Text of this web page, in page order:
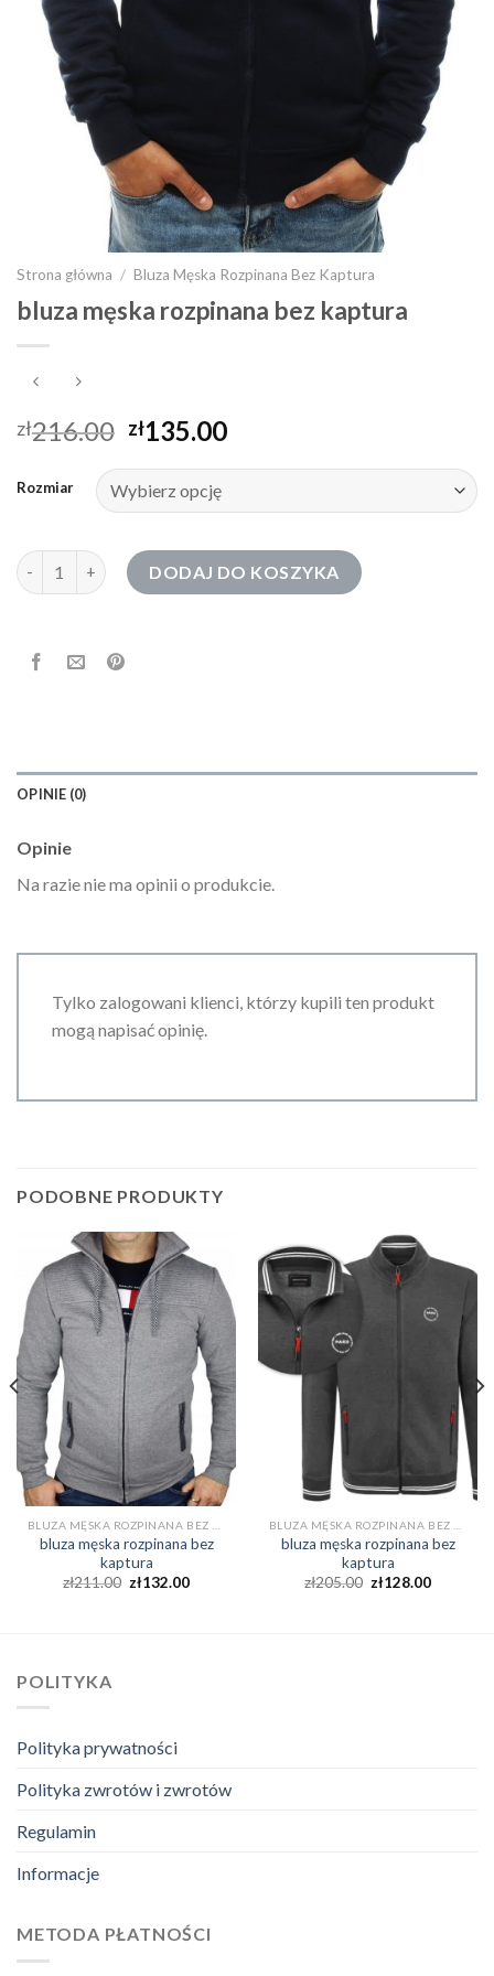
Strona główna / Bluza Męska Rozpinana Bez Kaptura
bluza męska rozpinana bez kaptura
zł216.00 zł135.00
Rozmiar
ilość bluza męska rozpinana bez kaptura
DODAJ DO KOSZYKA
OPINIE (0)
Opinie
Na razie nie ma opinii o produkcie.
Tylko zalogowani klienci, którzy kupili ten produkt
mogą napisać opinię.
PODOBNE PRODUKTY
bluza męska rozpinana bez
kaptura
zł211.00 zł132.00
bluza męska rozpinana bez
kaptura
zł205.00 zł128.00
POLITYKA
Polityka prywatności
Polityka zwrotów i zwrotów
Regulamin
Informacje
METODA PŁATNOŚCI